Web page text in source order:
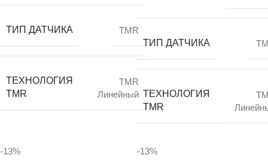
ТИП ДАТЧИКА TMR
ТЕХНОЛОГИЯ
TMR
TMR
Линейный
ТИП ДАТЧИКА
ТЕХНОЛОГИЯ
TMR
-13% -13%